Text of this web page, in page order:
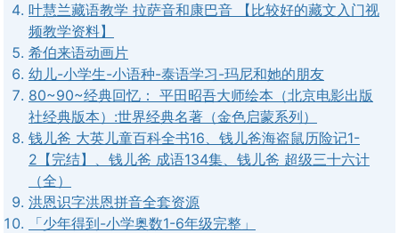
叶慧兰藏语教学 拉萨音和康巴音 【比较好的藏文入门视
频教学资料】
希伯来语动画片
幼儿-小学生-小语种-泰语学习-玛尼和她的朋友
80~90~经典回忆： 平田昭吾大师绘本（北京电影出版
社经典版本）:世界经典名著（金色启蒙系列）
钱儿爸 大英儿童百科全书16、钱儿爸海盗鼠历险记1-
2【完结】、钱儿爸 成语134集、钱儿爸 超级三十六计
（全）
洪恩识字洪恩拼音全套资源
「少年得到-小学奥数1-6年级完整」